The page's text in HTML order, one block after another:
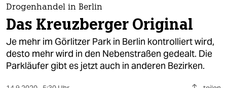
themen
politik
öko
gesellschaft
Drogenhandel in Berlin
Das Kreuzberger Original
Je mehr im Görlitzer Park in Berlin kontrolliert wird,
desto mehr wird in den Nebenstraßen gedealt. Die
Parkläufer gibt es jetzt auch in anderen Bezirken.